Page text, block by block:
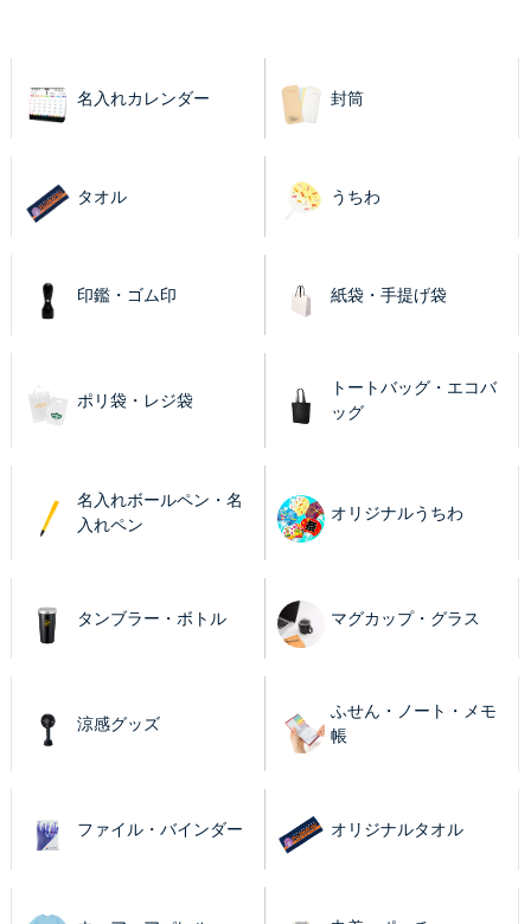
名入れカレンダー 封筒
タオル うちわ
印鑑・ゴム印 紙袋・手提げ袋
ポリ袋・レジ袋
トートバッグ・エコバ
ッグ
名入れボールペン・名
入れペン
オリジナルうちわ
タンブラー・ボトル マグカップ・グラス
涼感グッズ
ふせん・ノート・メモ
帳
ファイル・バインダー オリジナルタオル